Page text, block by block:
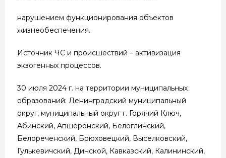
нарушением функционирования объектов
жизнеобеспечения.
Источник ЧС и происшествий – активизация
экзогенных процессов.
30 июля 2024 г. на территории муниципальных
образований: Ленинградский муниципальный
округ, муниципальный округ г. Горячий Ключ,
Абинский, Апшеронский, Белоглинский,
Белореченский, Брюховецкий, Выселковский,
Гулькевичский, Динской, Кавказский, Калининский,